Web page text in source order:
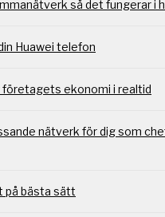
så det fungerar i
Huawei telefon
företagets ekonomi i realtid
nätverk för dig som
på bästa sätt